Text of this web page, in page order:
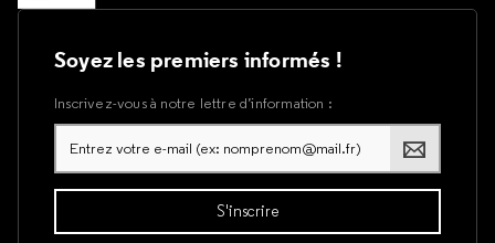
Soyez les premiers informés !
Inscrivez-vous à notre lettre d’information :